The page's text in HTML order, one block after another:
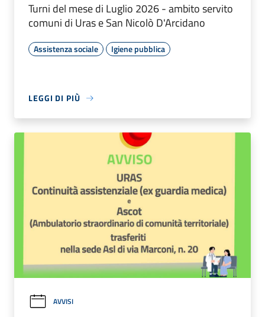
Turni del mese di Luglio 2026 - ambito servito
comuni di Uras e San Nicolò D'Arcidano
Assistenza sociale Igiene pubblica
LEGGI DI PIÙ
AVVISI